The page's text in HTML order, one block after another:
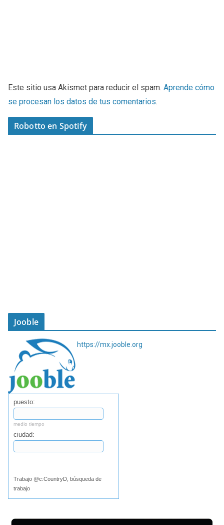
Este sitio usa Akismet para reducir el spam. Aprende cómo
se procesan los datos de tus comentarios.
Robotto en Spotify
Jooble
https://mx.jooble.org
puesto:
medio tiempo
ciudad:
Trabajo @c:CountryD, búsqueda de
trabajo